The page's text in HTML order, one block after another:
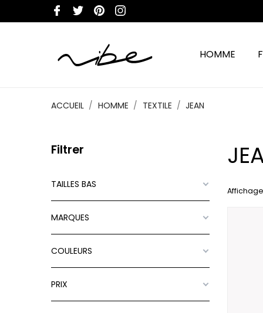
HOMME
ACCUEIL HOMME TEXTILE JEAN
Filtrer
TAILLES BAS
MARQUES
COULEURS
PRIX